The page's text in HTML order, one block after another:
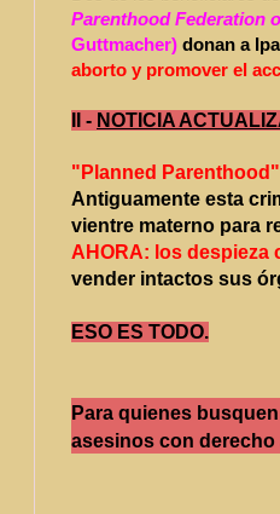
Parenthood Federation
Guttmacher) donan a
aborto y promover el
II - NOTICIA
"Planned Parenthood"
Antiguamente esta
vientre materno para
AHORA: los despieza
vender intactos sus
ESO ES TODO.
Para quienes
asesinos con derecho